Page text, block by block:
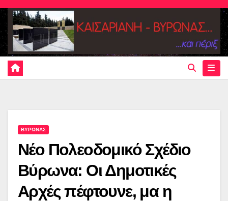
Skip
content
ΒΥΡΩΝΑΣ
Νέο Πολεοδομικό Σχέδιο
Βύρωνα: Οι Δημοτικές
Αρχές πέφτουνε, μα η